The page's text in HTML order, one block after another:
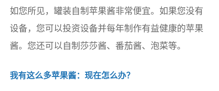
如您所见，罐装自制苹果酱非常便宜。如果您没有
设备，您可以投资设备并每年制作有益健康的苹果
酱。您还可以自制莎莎酱、番茄酱、泡菜等。
我有这么多苹果酱：现在怎么办？